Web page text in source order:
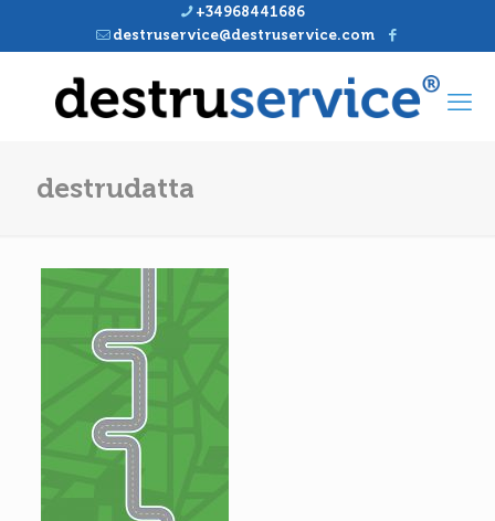
+34968441686
destruservice@destruservice.com
destrudatta